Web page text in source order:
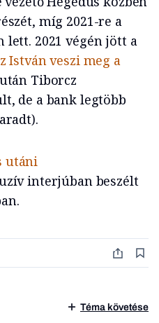
míg 2021-re a
lett. 2021 végén jött a
István veszi meg a
Tiborcz
de a bank legtöbb
utáni
interjúban beszélt
Téma követése